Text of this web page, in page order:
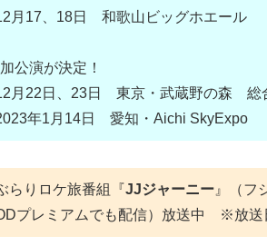
月17、18日 和歌山ビッグホエール
公演が決定！
月22日、23日 東京・武蔵野の森 総
年1月14日 愛知・Aichi SkyExpo
らりロケ旅番組『JJジャーニー 』（フ
プレミアムでも配信）放送中 ※放送